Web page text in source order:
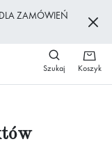
DLA ZAMÓWIEŃ
Szukaj Koszyk